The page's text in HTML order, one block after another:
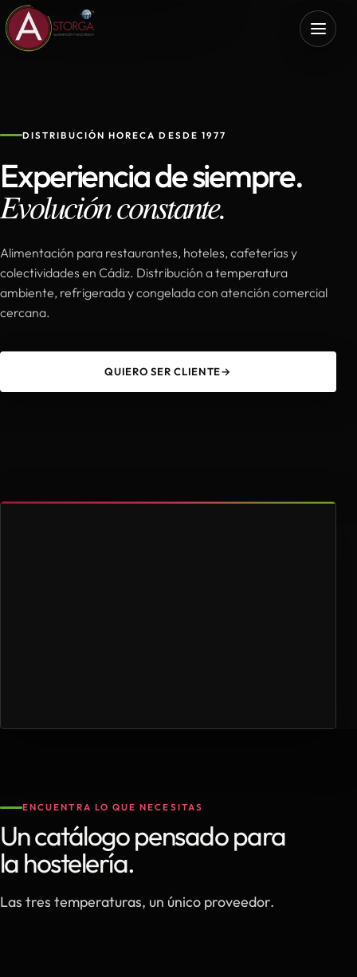
DISTRIBUCIÓN HORECA DESDE 1977
Experiencia de siempre.
Evolución constante.
Alimentación para restaurantes, hoteles, cafeterías y
colectividades en Cádiz. Distribución a temperatura
ambiente, refrigerada y congelada con atención comercial
cercana.
QUIERO SER CLIENTE→
ENCUENTRA LO QUE NECESITAS
Un catálogo pensado para
la hostelería.
Las tres temperaturas, un único proveedor.